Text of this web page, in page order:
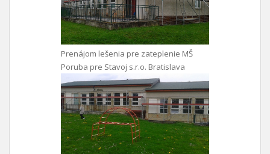
Prenájom lešenia pre zateplenie MŠ
Poruba pre Stavoj s.r.o. Bratislava